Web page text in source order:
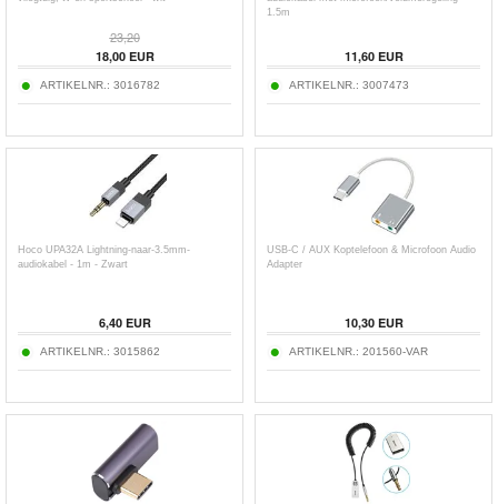
23,20
18,00EUR
ARTIKELNR.: 3016782
1.5m
11,60EUR
ARTIKELNR.: 3007473
Hoco UPA32A Lightning-naar-3.5mm-
audiokabel - 1m - Zwart
6,40EUR
ARTIKELNR.: 3015862
USB-C / AUX Koptelefoon & Microfoon Audio
Adapter
10,30EUR
ARTIKELNR.: 201560-VAR